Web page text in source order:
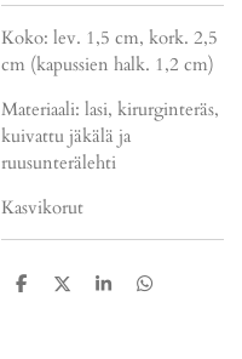
Koko: lev. 1,5 cm, kork. 2,5
cm (kapussien halk. 1,2 cm)
Materiaali: lasi, kirurginteräs,
kuivattu jäkälä ja
ruusunterälehti
Kasvikorut
J
J
J
J